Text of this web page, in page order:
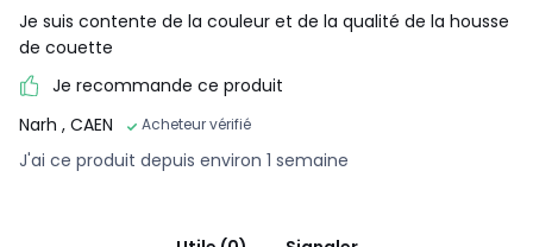
Je suis contente de la couleur et de la qualité de la housse
de couette
Je recommande ce produit
Narh , CAEN Acheteur vérifié
J'ai ce produit depuis environ 1 semaine